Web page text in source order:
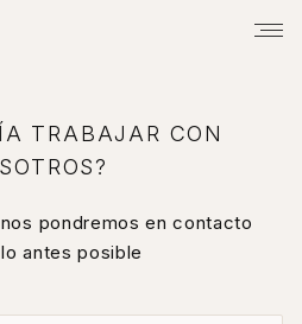
TRABAJAR CON
pondremos en contacto
antes posible